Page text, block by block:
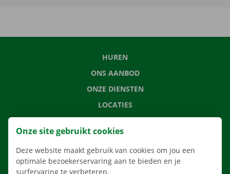
HUREN
ONS AANBOD
ONZE DIENSTEN
LOCATIES
APP
VERHUISOPLOSSINGEN
Onze site gebruikt cookies
Deze website maakt gebruik van cookies om jou een
optimale bezoekerservaring aan te bieden en je
surfervaring te verbeteren.